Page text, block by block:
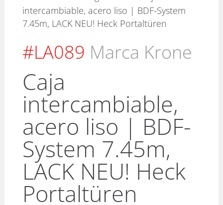
intercambiable, acero liso | BDF-System
7.45m, LACK NEU! Heck Portaltüren
#LA089 Marca Krone
Caja
intercambiable,
acero liso | BDF-
System 7.45m,
LACK NEU! Heck
Portaltüren